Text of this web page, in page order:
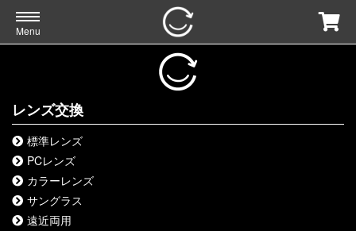
Menu
レンズ交換
標準レンズ
PCレンズ
カラーレンズ
サングラス
遠近両用